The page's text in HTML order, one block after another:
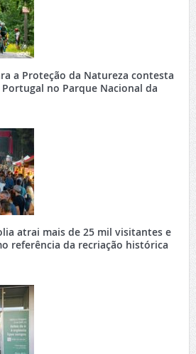
a Proteção da Natureza contesta
no Parque Nacional da
atrai mais de 25 mil visitantes e
referência da recriação histórica